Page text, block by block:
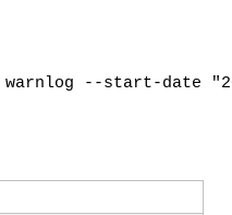
warnlog --start-date